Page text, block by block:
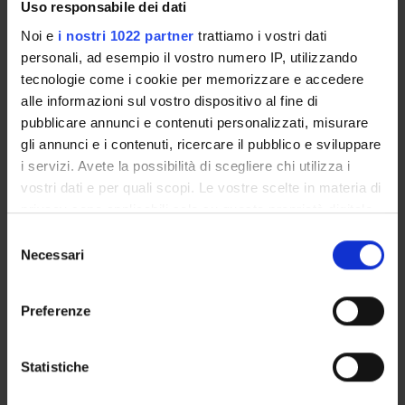
Uso responsabile dei dati
Noi e i nostri 1022 partner trattiamo i vostri dati
personali, ad esempio il vostro numero IP, utilizzando
tecnologie come i cookie per memorizzare e accedere
alle informazioni sul vostro dispositivo al fine di
pubblicare annunci e contenuti personalizzati, misurare
gli annunci e i contenuti, ricercare il pubblico e sviluppare
i servizi. Avete la possibilità di scegliere chi utilizza i
vostri dati e per quali scopi. Le vostre scelte in materia di
privacy sono applicabili solo su questa proprietà digitale
modificare o revocare il proprio consenso in qualsiasi
momento dalla Dichiarazione sui cookie o facendo clic
raccogliere informazioni sulla tua posizione
geografica, con un'approssimazione di qualche
delNecessari
Preferenze
Statistiche
ENTI FINANZIATORI:
Assessorato Sanita' Regione Veneto
Finanziamento:assegnato e gestito dal Dipartimento
PARTECIPANTI AL PROGETTO
Francesco Amaddeo
Professore ordinario
SEZIONI